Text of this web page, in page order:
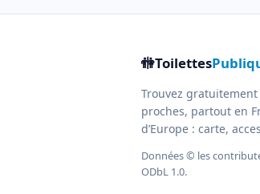
🚻Toilettes
Trouvez
proches, partout en
d’Europe : carte,
Données © les
ODbL 1.0.